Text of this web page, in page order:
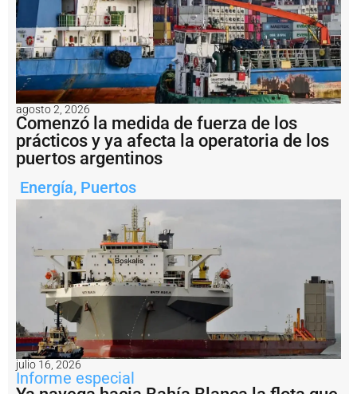
r
a
b
a
j
a
r
á
n
e
e
o
m
i
e
n
agosto 2, 2026
Comenzó la medida de fuerza de los
prácticos y ya afecta la operatoria de los
puertos argentinos
Energía, Puertos
julio 16, 2026
Informe especial